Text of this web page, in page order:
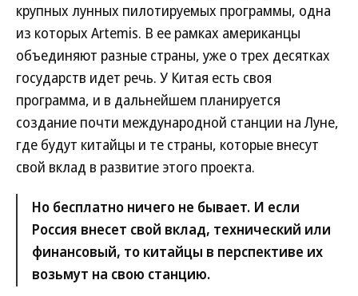
крупных лунных пилотируемых программы, одна
из которых Artemis. В ее рамках американцы
объединяют разные страны, уже о трех десятках
государств идет речь. У Китая есть своя
программа, и в дальнейшем планируется
создание почти международной станции на Луне,
где будут китайцы и те страны, которые внесут
свой вклад в развитие этого проекта.
Но бесплатно ничего не бывает. И если
Россия внесет свой вклад, технический или
финансовый, то китайцы в перспективе их
возьмут на свою станцию.